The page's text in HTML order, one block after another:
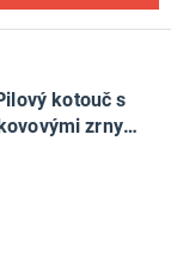
kotouč s
zrny
Fein, Festool